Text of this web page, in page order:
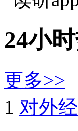
24小
更多>>
1 对外